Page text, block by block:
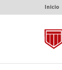
Inicio